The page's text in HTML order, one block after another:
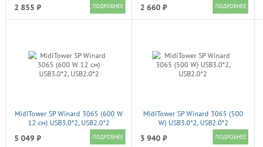
2 855 ₽ 2 660 ₽
MidiTower SP Winard 3065 (600 W
12 см) USB3.0*2, USB2.0*2
5 049 ₽
MidiTower SP Winard 3065 (500
W) USB3.0*2, USB2.0*2
3 940 ₽